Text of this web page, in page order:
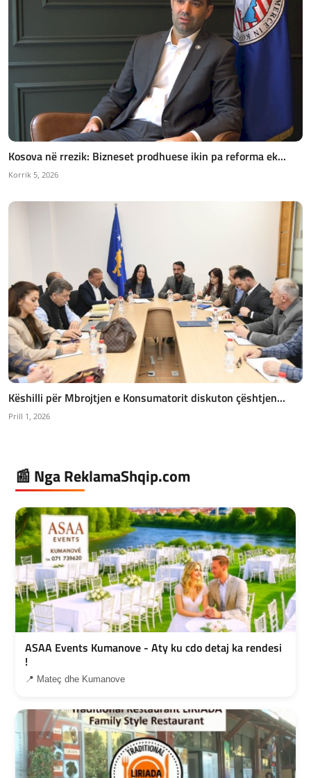
Kosova në rrezik: Bizneset prodhuese ikin pa reforma ek...
Korrik 5, 2026
Këshilli për Mbrojtjen e Konsumatorit diskuton çështjen...
Prill 1, 2026
📰 Nga ReklamaShqip.com
ASAA Events Kumanove - Aty ku cdo detaj ka rendesi
!
📍 Mateç dhe Kumanove